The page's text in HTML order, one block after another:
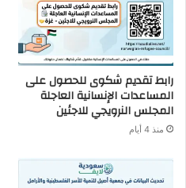
رابط تقديم شكوى للحصول على
المساعدات الإنسانية العاجلة
المجلس النرويجي للاجئين
منذ 4 أيام